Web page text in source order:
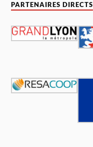
PARTENAIRES DIRECTS